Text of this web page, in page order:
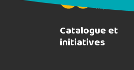
Catalogue et
initiatives